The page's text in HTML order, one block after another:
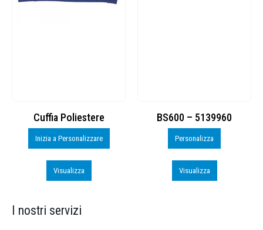
Cuffia Poliestere
Inizia a Personalizzare
Visualizza
BS600 – 5139960
Personalizza
Visualizza
I nostri servizi